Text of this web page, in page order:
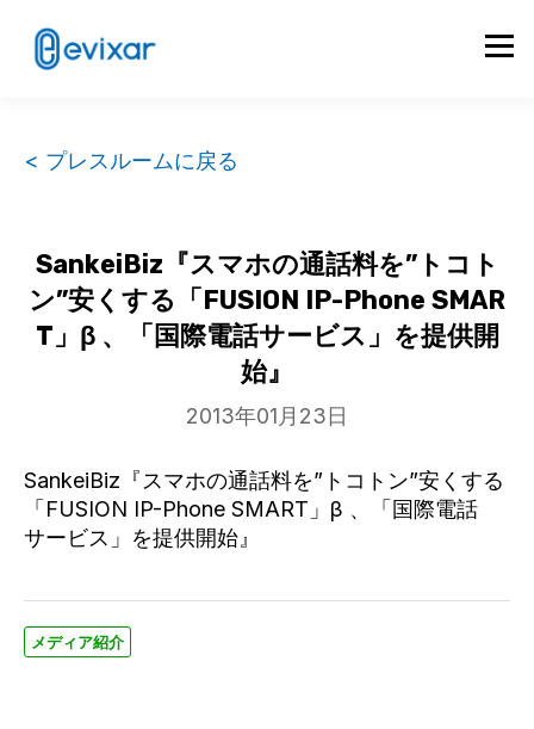
< プレスルームに戻る
SankeiBiz『スマホの通話料を”トコト
ン”安くする「FUSION IP-Phone SMAR
T」β 、「国際電話サービス」を提供開
始』
2013年01月23日
SankeiBiz『スマホの通話料を”トコトン”安くする
「FUSION IP-Phone SMART」β 、「国際電話
サービス」を提供開始』
メディア紹介